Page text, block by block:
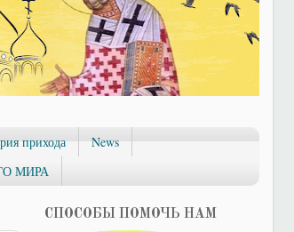
прихода
News
МИРА
СПОСОБЫ ПОМОЧЬ НАМ